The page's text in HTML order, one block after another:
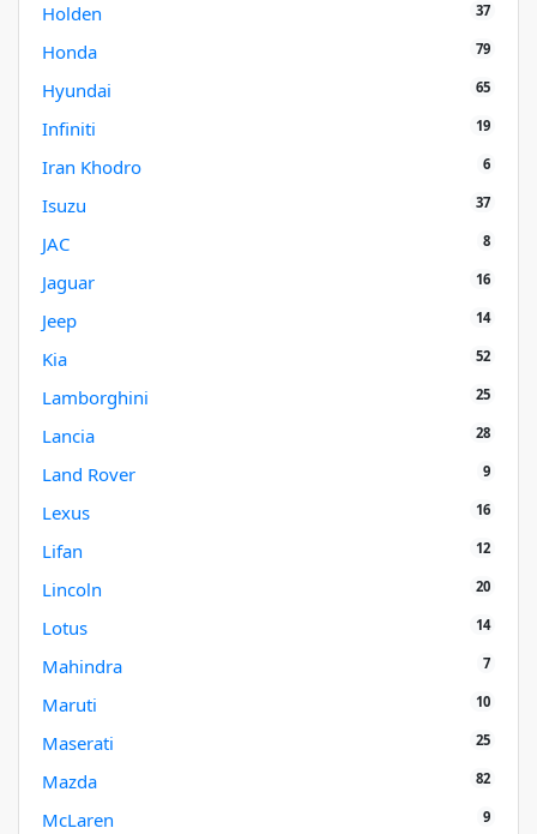
Holden 37
Honda 79
Hyundai 65
Infiniti 19
Iran Khodro 6
Isuzu 37
JAC 8
Jaguar 16
Jeep 14
Kia 52
Lamborghini 25
Lancia 28
Land Rover 9
Lexus 16
Lifan 12
Lincoln 20
Lotus 14
Mahindra 7
Maruti 10
Maserati 25
Mazda 82
McLaren 9